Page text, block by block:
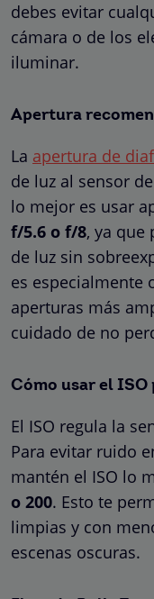
debes evitar
cámara o de los
iluminar.
Apertura
La apertura de
de luz al sensor
lo mejor es usar
f/5.6 o f/8, ya que
de luz sin
es especialmente
aperturas más
cuidado de no
Cómo usar el
El ISO regula la
Para evitar ruido
mantén el ISO lo
o 200. Esto te
limpias y con
escenas oscuras.